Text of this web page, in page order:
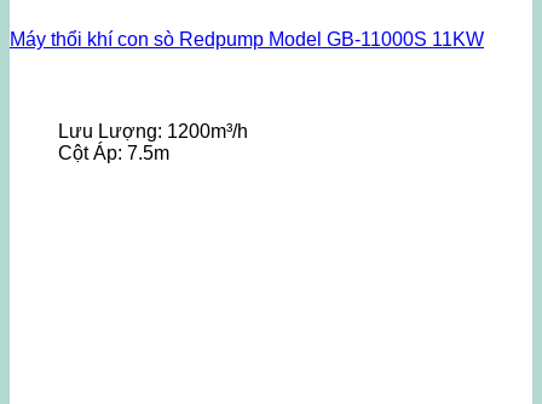
Máy thổi khí con sò Redpump Model GB-11000S 11KW
Lưu Lượng: 1200m³/h
Cột Áp: 7.5m